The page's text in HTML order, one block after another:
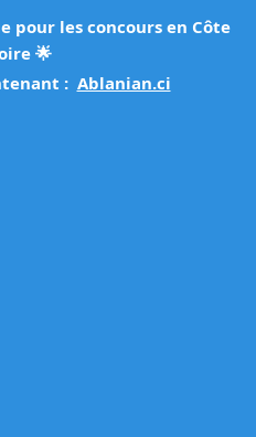
pour les concours en Côte
🌟
: Ablanian.ci